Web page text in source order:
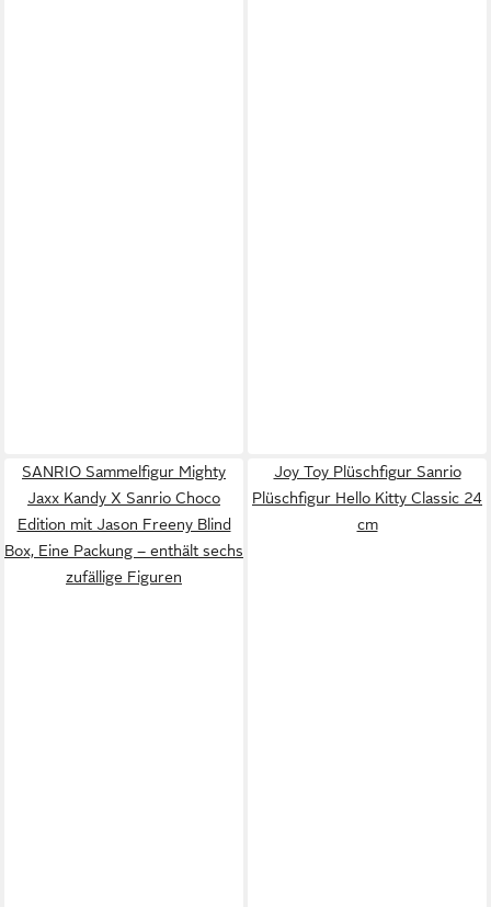
SANRIO Sammelfigur Mighty
Jaxx Kandy X Sanrio Choco
Edition mit Jason Freeny Blind
Box, Eine Packung – enthält sechs
zufällige Figuren
Joy Toy Plüschfigur Sanrio
Plüschfigur Hello Kitty Classic 24
cm